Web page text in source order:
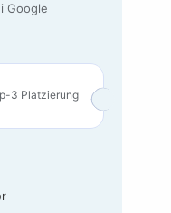
Google
3 Platzierung